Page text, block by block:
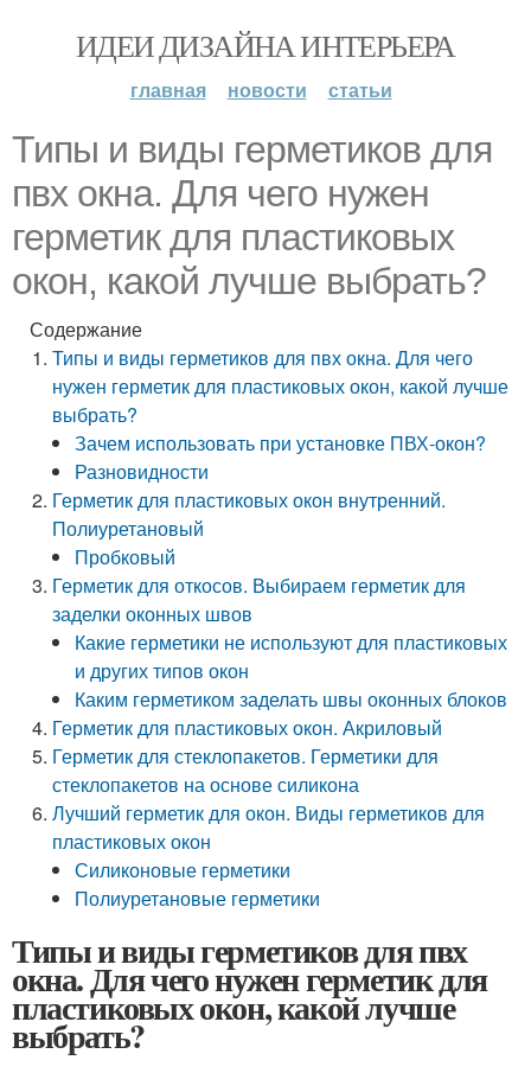
ИДЕИ ДИЗАЙНА ИНТЕРЬЕРА
главная новости статьи
Типы и виды герметиков для
пвх окна. Для чего нужен
герметик для пластиковых
окон, какой лучше выбрать?
Содержание
Типы и виды герметиков для пвх окна. Для чего
нужен герметик для пластиковых окон, какой лучше
выбрать?
Зачем использовать при установке ПВХ-окон?
Разновидности
Герметик для пластиковых окон внутренний.
Полиуретановый
Пробковый
Герметик для откосов. Выбираем герметик для
заделки оконных швов
Какие герметики не используют для пластиковых
и других типов окон
Каким герметиком заделать швы оконных блоков
Герметик для пластиковых окон. Акриловый
Герметик для стеклопакетов. Герметики для
стеклопакетов на основе силикона
Лучший герметик для окон. Виды герметиков для
пластиковых окон
Силиконовые герметики
Полиуретановые герметики
Типы и виды герметиков для пвх
окна. Для чего нужен герметик для
пластиковых окон, какой лучше
выбрать?